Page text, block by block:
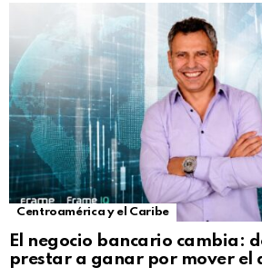
Centroamérica y el Caribe
El negocio bancario cambia:
prestar a ganar por mover el